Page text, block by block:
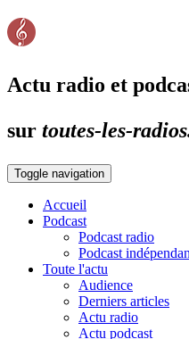
Actu radio et
sur toutes-les-
Toggle navigation
Accueil
Podcast
Podcast radio
Podcast
Toute l'actu
Audience
Derniers articles
Actu radio
Actu podcast